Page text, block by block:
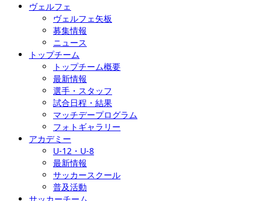
ヴェルフェ
ヴェルフェ矢板
募集情報
ニュース
トップチーム
トップチーム概要
最新情報
選手・スタッフ
試合日程・結果
マッチデープログラム
フォトギャラリー
アカデミー
U-12・U-8
最新情報
サッカースクール
普及活動